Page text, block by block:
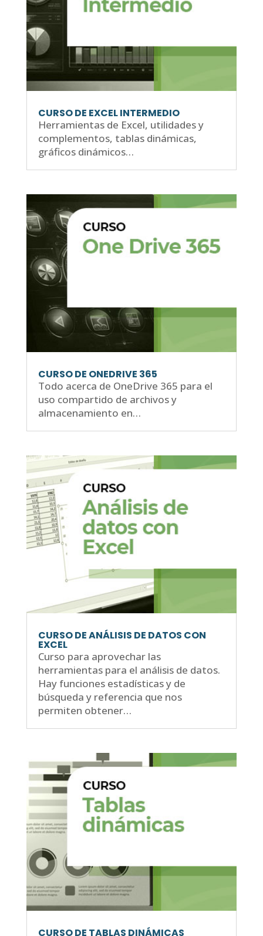
CURSO DE EXCEL INTERMEDIO
Herramientas de Excel, utilidades y
complementos, tablas dinámicas,
gráficos dinámicos…
CURSO DE ONEDRIVE 365
Todo acerca de OneDrive 365 para el
uso compartido de archivos y
almacenamiento en…
CURSO DE ANÁLISIS DE DATOS CON
EXCEL
Curso para aprovechar las
herramientas para el análisis de datos.
Hay funciones estadísticas y de
búsqueda y referencia que nos
permiten obtener…
CURSO DE TABLAS DINÁMICAS